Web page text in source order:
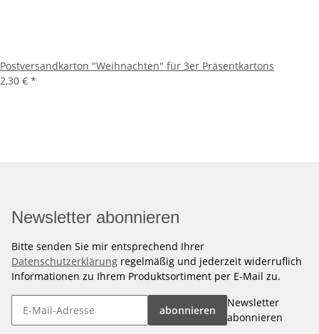
Postversandkarton "Weihnachten" für 3er Präsentkartons
2,30 € *
Newsletter abonnieren
Bitte senden Sie mir entsprechend Ihrer
Datenschutzerklärung regelmäßig und jederzeit widerruflich
Informationen zu Ihrem Produktsortiment per E-Mail zu.
abonnieren
Newsletter
abonnieren